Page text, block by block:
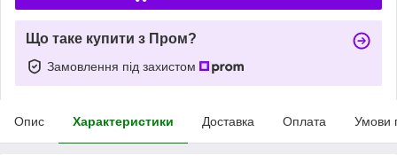
Що таке купити з Пром?
Замовлення під захистом
Опис Характеристики Доставка Оплата Умови